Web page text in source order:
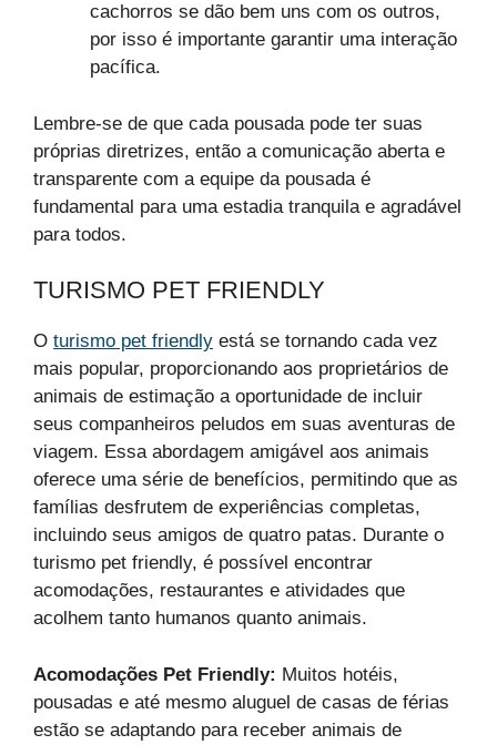
cachorros se dão bem uns com os outros,
por isso é importante garantir uma interação
pacífica.
Lembre-se de que cada pousada pode ter suas
próprias diretrizes, então a comunicação aberta e
transparente com a equipe da pousada é
fundamental para uma estadia tranquila e agradável
para todos.
TURISMO PET FRIENDLY
O turismo pet friendly está se tornando cada vez
mais popular, proporcionando aos proprietários de
animais de estimação a oportunidade de incluir
seus companheiros peludos em suas aventuras de
viagem. Essa abordagem amigável aos animais
oferece uma série de benefícios, permitindo que as
famílias desfrutem de experiências completas,
incluindo seus amigos de quatro patas. Durante o
turismo pet friendly, é possível encontrar
acomodações, restaurantes e atividades que
acolhem tanto humanos quanto animais.
Acomodações Pet Friendly: Muitos hotéis,
pousadas e até mesmo aluguel de casas de férias
estão se adaptando para receber animais de